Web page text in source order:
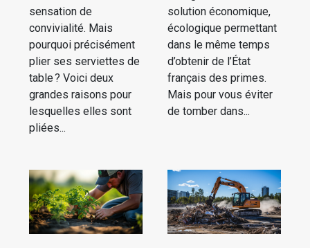
sensation de
convivialité. Mais
pourquoi précisément
plier ses serviettes de
table ? Voici deux
grandes raisons pour
lesquelles elles sont
pliées...
solution économique,
écologique permettant
dans le même temps
d’obtenir de l’État
français des primes.
Mais pour vous éviter
de tomber dans...